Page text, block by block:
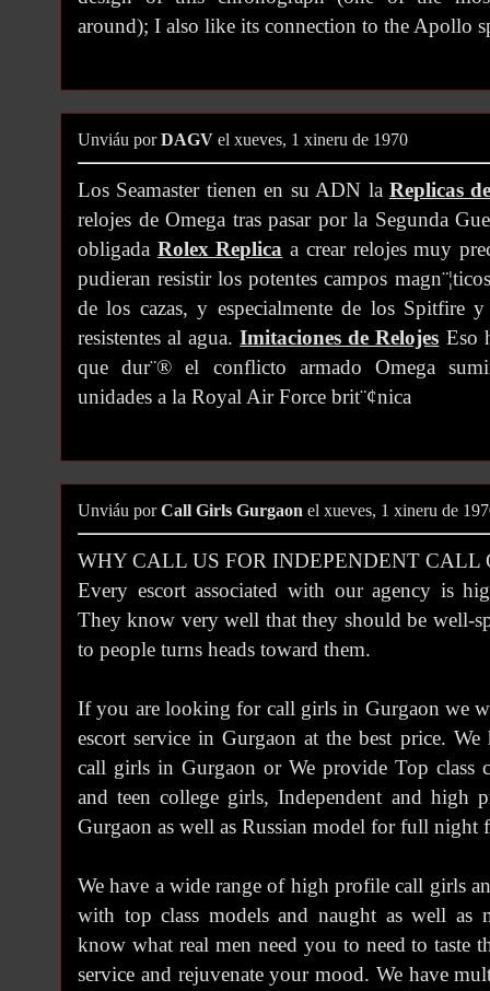
around); I also like its connection to the Apollo
Unviáu porDAGV el xueves, 1 xineru de 1970
Los Seamaster tienen en su ADN la Replicas
relojes de Omega tras pasar por la Segunda
obligada Rolex Replica a crear relojes muy
pudieran resistir los potentes campos
de los cazas, y especialmente de los Spitfire
resistentes al agua.Imitaciones de Relojes Eso
que dur¨® el conflicto armado Omega
unidades a la Royal Air Force brit¨¢nica
Unviáu porCall Girls Gurgaon el xueves, 1 xineru de
WHY CALL US FOR INDEPENDENT CALL
Every escort associated with our agency is
They know very well that they should be well-
to people turns heads toward them.
If you are looking for call girls in Gurgaon we
escort service in Gurgaon at the best price. We
call girls in Gurgaon or We provide Top class
and teen college girls, Independent and high
Gurgaon as well as Russian model for full night
We have a wide range of high profile call girls
with top class models and naught as well as
know what real men need you to need to taste
service and rejuvenate your mood. We have